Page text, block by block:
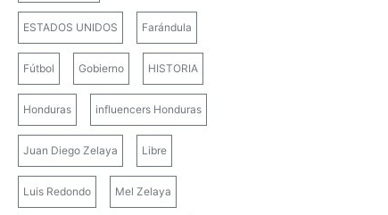
ESTADOS UNIDOS Farándula
Fútbol Gobierno HISTORIA
Honduras influencers Honduras
Juan Diego Zelaya Libre
Luis Redondo Mel Zelaya